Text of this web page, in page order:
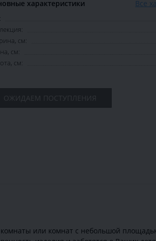
характеристики Все
см:
см:
см:
ОЖИДАЕМ ПОСТУПЛЕНИЯ
или комнат с небольшой